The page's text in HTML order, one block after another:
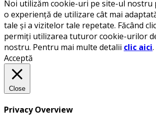
Noi utilizăm cookie-uri pe site-ul
o experiență de utilizare cât mai
tale și a vizitelor tale repetate. Făcând clic
permiți utilizarea tuturor cookie-urilor
nostru. Pentru mai multe detalii clic aici.
Acceptă
Close
Privacy Overview